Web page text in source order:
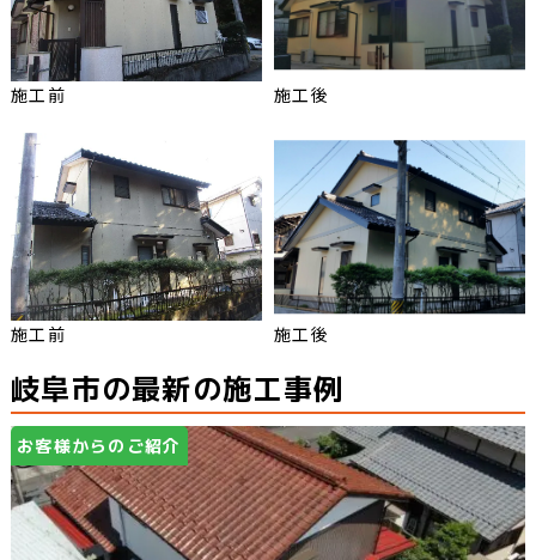
施工前 施工後
施工前 施工後
岐阜市の最新の施工事例
お客様からのご紹介